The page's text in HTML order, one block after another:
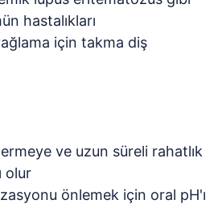
hastalıkları
için takma diş
ve uzun süreli rahatlık
olur
önlemek için oral pH'ı